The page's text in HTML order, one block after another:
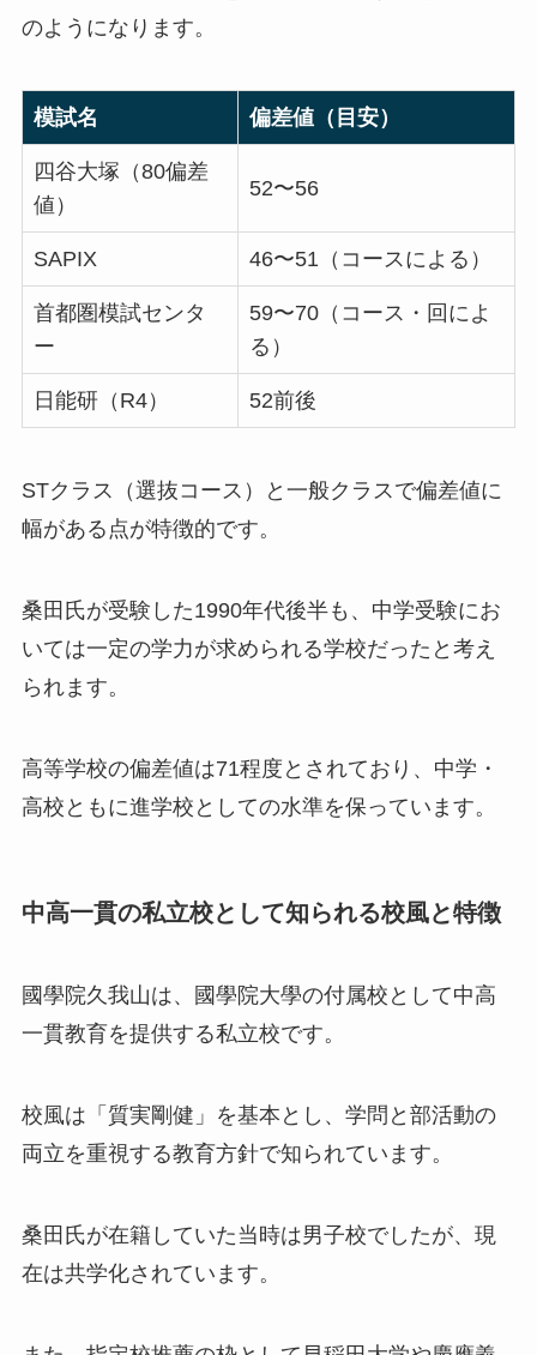
のようになります。
模試名 偏差値（目安）
四谷大塚（80偏差
値）
52〜56
SAPIX 46〜51（コースによる）
首都圏模試センタ
ー
59〜70（コース・回によ
る）
日能研（R4） 52前後
STクラス（選抜コース）と一般クラスで偏差値に
幅がある点が特徴的です。
桑田氏が受験した1990年代後半も、中学受験にお
いては一定の学力が求められる学校だったと考え
られます。
高等学校の偏差値は71程度とされており、中学・
高校ともに進学校としての水準を保っています。
中高一貫の私立校として知られる校風と特徴
國學院久我山は、國學院大學の付属校として中高
一貫教育を提供する私立校です。
校風は「質実剛健」を基本とし、学問と部活動の
両立を重視する教育方針で知られています。
桑田氏が在籍していた当時は男子校でしたが、現
在は共学化されています。